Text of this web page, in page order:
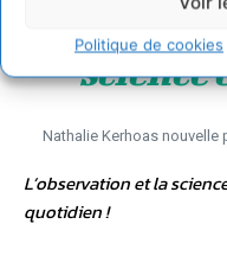
Politique de cookies
science
Nathalie Kerhoas nouvelle
L’observation et la
quotidien !